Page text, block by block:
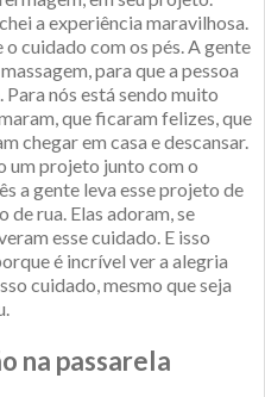
a experiência maravilhosa.
cuidado com os pés. A gente
para que a pessoa
nós está sendo muito
que ficaram felizes, que
chegar em casa e descansar.
um projeto junto com o
a gente leva esse projeto de
de rua. Elas adoram, se
esse cuidado. E isso
é incrível ver a alegria
cuidado, mesmo que seja
na passarela